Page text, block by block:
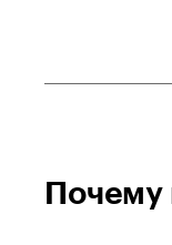
Спорт
Сценарист
Почему